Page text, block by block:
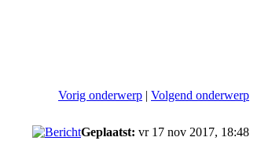
Vorig onderwerp | Volgend onderwerp
Geplaatst: vr 17 nov 2017, 18:48